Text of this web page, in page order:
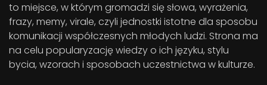
to miejsce, w którym gromadzi się słowa, wyrażenia,
frazy, memy, virale, czyli jednostki istotne dla sposobu
komunikacji współczesnych młodych ludzi. Strona ma
na celu popularyzację wiedzy o ich języku, stylu
bycia, wzorach i sposobach uczestnictwa w kulturze.